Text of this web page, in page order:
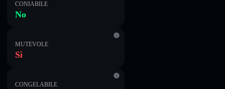
CONIABILE
No
MUTEVOLE
Sì
CONGELABILE